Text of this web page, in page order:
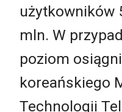
użytkowników
mln. W
poziom
koreańskiego
Technologii